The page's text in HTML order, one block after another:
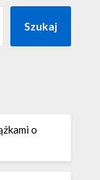
Szukaj
o